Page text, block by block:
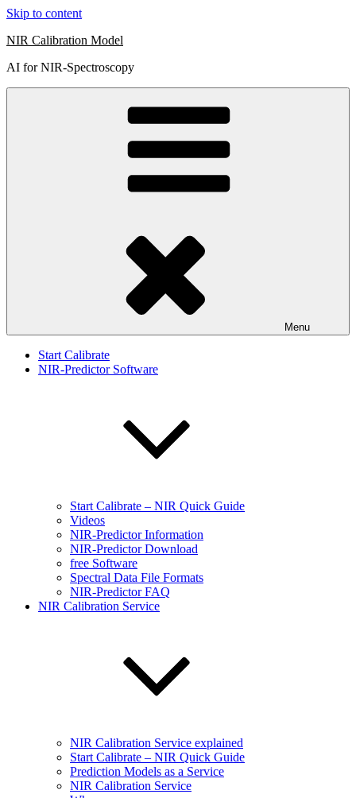
Skip to content
NIR Calibration Model
AI for NIR-Spectroscopy
Menu
Start Calibrate
NIR-Predictor Software
Start Calibrate – NIR Quick Guide
Videos
NIR-Predictor Information
NIR-Predictor Download
free Software
Spectral Data File Formats
NIR-Predictor FAQ
NIR Calibration Service
NIR Calibration Service explained
Start Calibrate – NIR Quick Guide
Prediction Models as a Service
NIR Calibration Service